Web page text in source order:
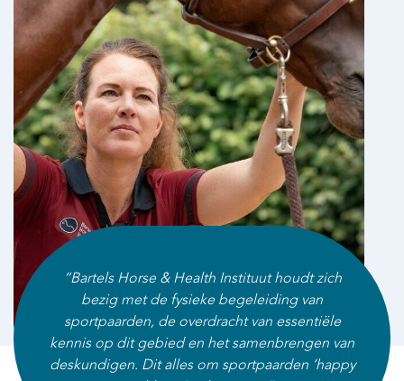
“Bartels Horse & Health Instituut houdt zich
bezig met de fysieke begeleiding van
sportpaarden, de overdracht van essentiële
kennis op dit gebied en het samenbrengen van
deskundigen. Dit alles om sportpaarden ‘happy